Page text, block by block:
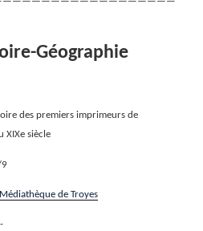
Géographie
des premiers imprimeurs de
XIXe siècle
9
Médiathèque de Troyes